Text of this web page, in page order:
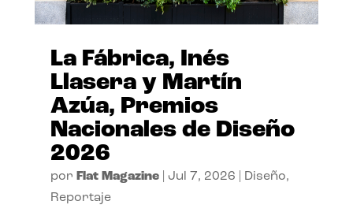
La Fábrica, Inés
Llasera y Martín
Azúa, Premios
Nacionales de Diseño
2026
por Flat Magazine| Jul 7, 2026 Diseño,
Reportaje